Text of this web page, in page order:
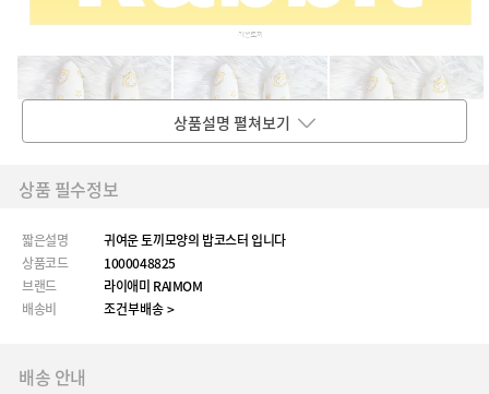
상품설명 펼쳐보기
상품 필수정보
짧은설명
귀여운 토끼모양의 밥코스터 입니다
상품코드
1000048825
브랜드
라이애미 RAIMOM
배송비
조건부배송 >
배송 안내